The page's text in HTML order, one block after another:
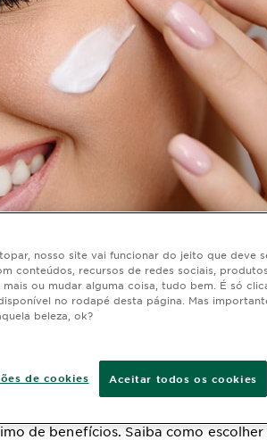
melhor?
de benefícios. Saiba como
nosso site vai funcionar do jeito que deve
conteúdos, recursos de redes sociais,
mais ou mudar alguma coisa, tudo bem. É só
no rodapé desta página. Mas
beleza, ok?
de cookies Aceitar todos os cookies